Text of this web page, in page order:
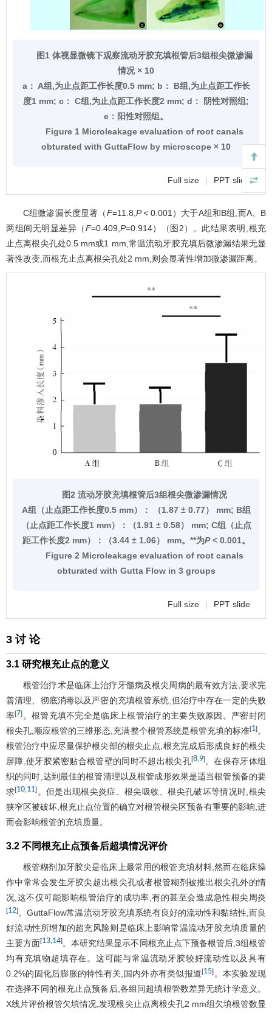
图1 体视显微镜下观察流动牙胶充填根管后3组根尖微渗漏
情况 × 10
a： A组,为止点距工作长度0.5 mm; b： B组,为止点距工作长
度1 mm; c： C组,为止点距工作长度2 mm; d： 阴性对照组;
e：阳性对照组。
Figure 1 Microleakage evaluation of root canals
obturated with GuttaFlow by microscope × 10
Full size | PPT slide
C组微渗漏长度显著（F=11.8, P < 0.001）大于A组和B组,而A、B
两组间无明显差异（F=0.409, P=0.914）（ 图2）。此结果表明,根充
止点离根尖孔处0.5 mm或1 mm,常温流动牙胶充填后微渗漏结果无显
著性改变,而根充止点离根尖孔处2 mm,则会显著性增加微渗漏距离。
图2 流动牙胶充填根管后3组根尖微渗漏情况
A组（止点距工作长度0.5 mm）： （1.87 ± 0.77） mm; B组
（止点距工作长度1 mm）：（1.91 ± 0.58） mm; C组（止点
距工作长度2 mm）：（3.44 ± 1.06） mm。**为P< 0.001。
Figure 2 Microleakage evaluation of root canals
obturated with Gutta Flow in 3 groups
Full size | PPT slide
3 讨 论
3.1 研究根充止点的意义
根管治疗术是临床上治疗牙髓病及根尖周病的最有效方法,要求完
善清理、彻底消毒以及严密的充填根管系统,但治疗中存在一定的失败
率[7] 。根管充填不完全是临床上根管治疗的主要失败原因。严密封闭
根尖孔,顺应根管的三维形态,充满整个根管系统是根管充填的标准[1]。
根管治疗中应尽量保护根尖部的根尖止点,根充完成后形成良好的根尖
屏障,使牙胶紧密贴合根管壁的同时不超出根尖孔[8, 9]。在保存牙体组
织的同时,达到最佳的根管清理以及根管成形效果是适当根管预备的要
求[10 11] 。但是出现根尖炎症、根尖吸收、根尖孔破坏等情况时,根尖
狭窄区被破坏,根充止点位置的确立对根管根尖区预备有重要的影响,进
而会影响根管的充填质量。
3.2 不同根充止点预备后超填情况评价
根管糊剂加牙胶尖是临床上最常用的根管充填材料,然而在临床操
作中常常会发生牙胶尖超出根尖孔或者根管糊剂被推出根尖孔外的情
况,这不仅可能影响根管治疗的成功率,有的甚至会造成急性根尖周炎
[12]。GuttaFlow常温流动牙胶充填系统有良好的流动性和黏结性,而良
好流动性所增加的超充风险则是临床上影响常温流动牙胶充填质量的
主要方面[13 14]。本研究结果显示不同根充止点下预备根管后,3组根管
均有充填物超填存在。这可能与常温流动牙胶较好流动性以及具有
0.2%的固化后膨胀的特性有关,国内外亦有类似报道[15] 。本实验发现
在选择不同的根充止点预备后,各组间超填根管数差异无统计学意义。
X线片评价根管欠填情况,发现根尖止点离根尖孔2 mm组欠填根管数显